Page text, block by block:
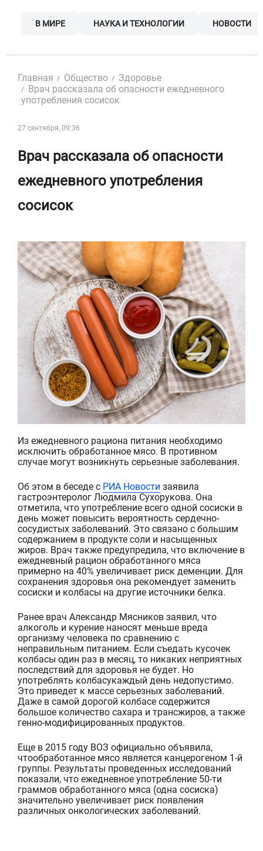
В МИРЕ НАУКА И ТЕХНОЛОГИИ НОВОСТИ
Главная Общество
Здоровье
Врач рассказала об опасности ежедневного
употребления сосисок
27 сентября, 09:36
Врач рассказала об опасности
ежедневного употребления
сосисок
Из ежедневного рациона питания необходимо
исключить обработанное мясо. В противном
случае могут возникнуть серьезные заболевания.
Об этом в беседе с РИА Новости заявила
гастроэнтеролог Людмила Сухорукова. Она
отметила, что употребление всего одной сосиски в
день может повысить вероятность сердечно-
сосудистых заболеваний. Это связано с большим
содержанием в продукте соли и насыщенных
жиров. Врач также предупредила, что включение в
ежедневный рацион обработанного мяса
примерно на 40% увеличивает риск деменции. Для
сохранения здоровья она рекомендует заменить
сосиски и колбасы на другие источники белка.
Ранее врач Александр Мясников заявил, что
алкоголь и курение наносят меньше вреда
организму человека по сравнению с
неправильным питанием. Если съедать кусочек
колбасы один раз в месяц, то никаких неприятных
последствий для здоровья не будет. Но
употреблять колбасукаждый день недопустимо.
Это приведет к массе серьезных заболеваний.
Даже в самой дорогой колбасе содержится
большое количество сахара и трансжиров, а также
генно-модифицированных продуктов.
Еще в 2015 году ВОЗ официально объявила,
чтообработанное мясоявляется канцерогеном 1-й
группы. Результаты проведенных исследований
показали, что ежедневное употребление 50-ти
граммов обработанного мяса (одна сосиска)
значительно увеличиваетриск появления
различных онкологических заболеваний.